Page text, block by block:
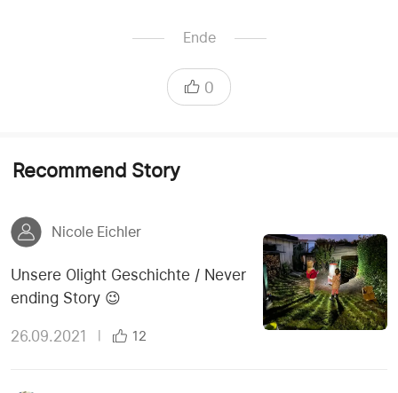
Ende
0
Recommend Story
Nicole Eichler
Unsere Olight Geschichte / Never
ending Story 😉
26.09.2021 | 12